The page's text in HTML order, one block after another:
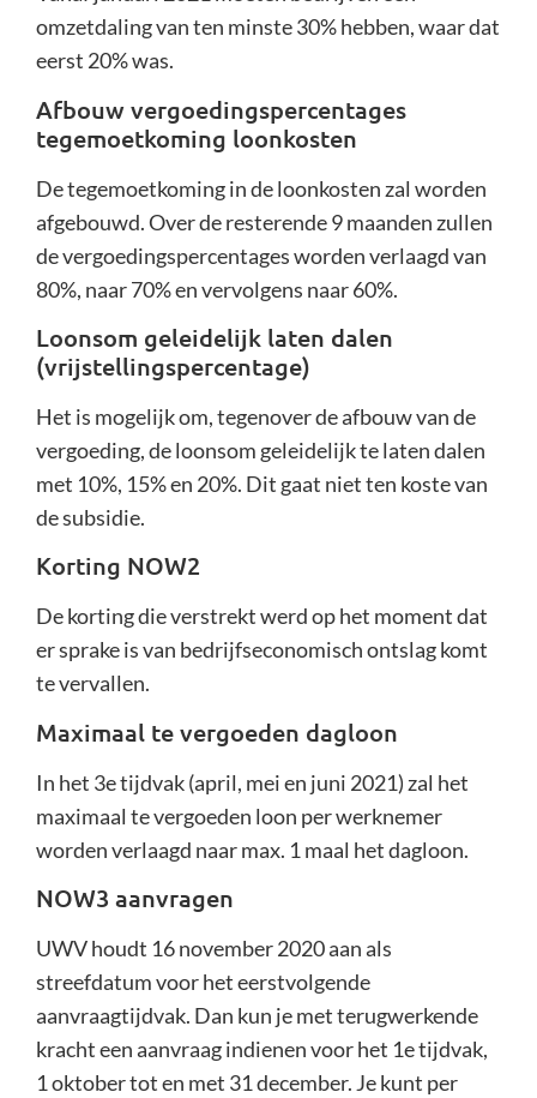
omzetdaling van ten minste 30% hebben, waar dat
eerst 20% was.
Afbouw vergoedingspercentages
tegemoetkoming loonkosten
De tegemoetkoming in de loonkosten zal worden
afgebouwd. Over de resterende 9 maanden zullen
de vergoedingspercentages worden verlaagd van
80%, naar 70% en vervolgens naar 60%.
Loonsom geleidelijk laten dalen
(vrijstellingspercentage)
Het is mogelijk om, tegenover de afbouw van de
vergoeding, de loonsom geleidelijk te laten dalen
met 10%, 15% en 20%. Dit gaat niet ten koste van
de subsidie.
Korting NOW2
De korting die verstrekt werd op het moment dat
er sprake is van bedrijfseconomisch ontslag komt
te vervallen.
Maximaal te vergoeden dagloon
In het 3e tijdvak (april, mei en juni 2021) zal het
maximaal te vergoeden loon per werknemer
worden verlaagd naar max. 1 maal het dagloon.
NOW3 aanvragen
UWV houdt 16 november 2020 aan als
streefdatum voor het eerstvolgende
aanvraagtijdvak. Dan kun je met terugwerkende
kracht een aanvraag indienen voor het 1e tijdvak,
1 oktober tot en met 31 december. Je kunt per